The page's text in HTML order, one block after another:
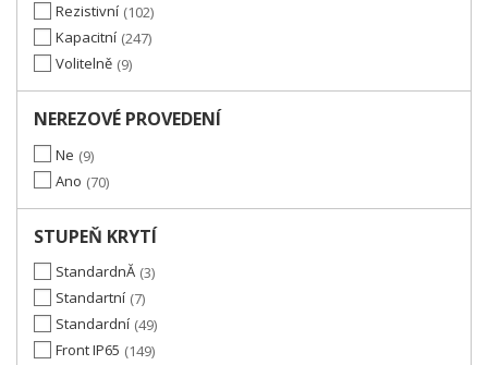
Rezistivní 102
Kapacitní 247
Volitelně 9
NEREZOVÉ PROVEDENÍ
Ne 9
Ano 70
STUPEŇ KRYTÍ
StandardnĂ­ 3
Standartní 7
Standardní 49
Front IP65
149